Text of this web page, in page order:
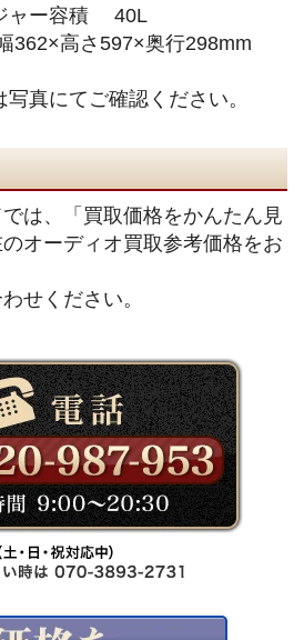
ャー容積 40L
362×高さ597×奥行298mm
真にてご確認ください。
は、「買取価格をかんたん見
オーディオ買取参考価格をお
せください。